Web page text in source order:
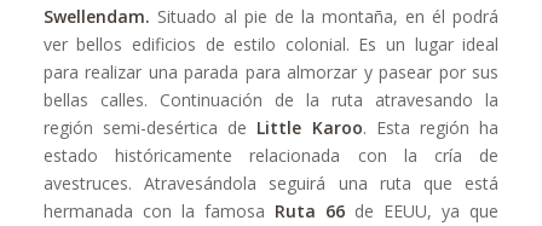
Swellendam. Situado al pie de la montaña, en él podrá
ver bellos edificios de estilo colonial. Es un lugar ideal
para realizar una parada para almorzar y pasear por sus
bellas calles. Continuación de la ruta atravesando la
región semi-desértica de Little Karoo. Esta región ha
estado históricamente relacionada con la cría de
avestruces. Atravesándola seguirá una ruta que está
hermanada con la famosa Ruta 66 de EEUU, ya que